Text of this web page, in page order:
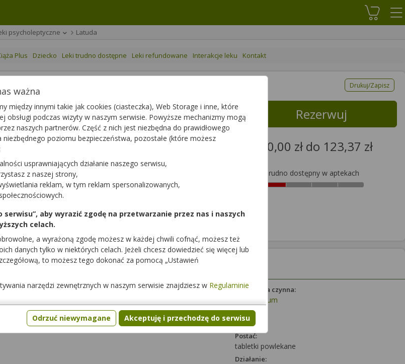
Koszyk
psycholeptyczne Latuda
Plus Dziecko Leki trudno dostępne Leki refundowane Interakcje leku Kontakt
Drukuj/Zapisz
Rezerwuj
od 0,00 zł do 123,37 zł
123,37zł Trudno dostępny w aptekach
Pytania Gdzie kupić lek
Substancja czynna:
Lurasidonum
Dawka:
18,5 mg
Postać:
tabletki powlekane
Działanie:
ważna
między innymi takie jak cookies (ciasteczka), Web Storage i inne, które
obsługi podczas wizyty w naszym serwisie. Powyższe mechanizmy mogą
naszych partnerów. Część z nich jest niezbędna do prawidłowego
niezbędnego poziomu bezpieczeństwa, pozostałe (które możesz
usprawniających działanie naszego serwisu,
z naszej strony,
reklam, w tym reklam spersonalizowanych,
serwisu”, aby wyrazić zgodę na przetwarzanie przez nas i naszych
celach.
a wyrażoną zgodę możesz w każdej chwili cofnąć, możesz też
danych tylko w niektórych celach. Jeżeli chcesz dowiedzieć się więcej lub
to możesz tego dokonać za pomocą „Ustawień
narzędzi zewnętrznych w naszym serwisie znajdziesz w Regulaminie
Odrzuć niewymagane Akceptuję i przechodzę do serwisu